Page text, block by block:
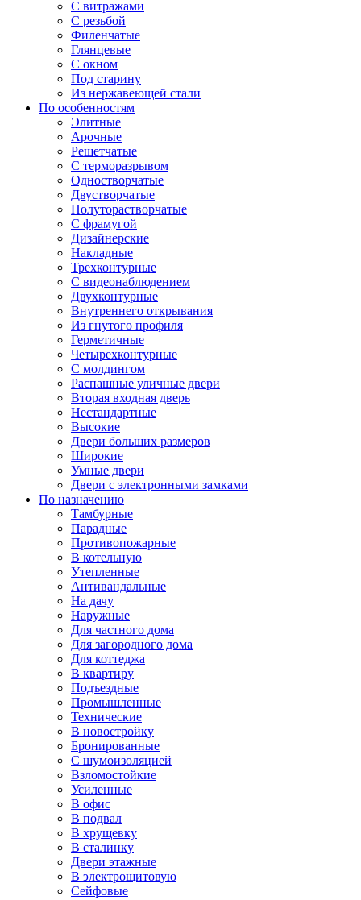
С витражами
С резьбой
Филенчатые
Глянцевые
С окном
Под старину
Из нержавеющей стали
По особенностям
Элитные
Арочные
Решетчатые
С терморазрывом
Одностворчатые
Двустворчатые
Полуторастворчатые
С фрамугой
Дизайнерские
Накладные
Трехконтурные
С видеонаблюдением
Двухконтурные
Внутреннего открывания
Из гнутого профиля
Герметичные
Четырехконтурные
С молдингом
Распашные уличные двери
Вторая входная дверь
Нестандартные
Высокие
Двери больших размеров
Широкие
Умные двери
Двери с электронными замками
По назначению
Тамбурные
Парадные
Противопожарные
В котельную
Утепленные
Антивандальные
На дачу
Наружные
Для частного дома
Для загородного дома
Для коттеджа
В квартиру
Подъездные
Промышленные
Технические
В новостройку
Бронированные
С шумоизоляцией
Взломостойкие
Усиленные
В офис
В подвал
В хрущевку
В сталинку
Двери этажные
В электрощитовую
Сейфовые